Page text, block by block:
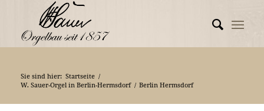
Sie sind hier: Startseite /
W. Sauer-Orgel in Berlin-Hermsdorf / Berlin Hermsdorf